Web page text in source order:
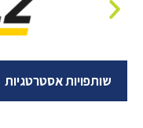
שותפויות אסטרטגיות